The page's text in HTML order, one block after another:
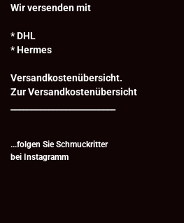
Wir versenden mit
* DHL
* Hermes
Versandkostenübersicht.
Zur Versandkostenübersicht
...folgen Sie Schmuckritter
bei Instagramm